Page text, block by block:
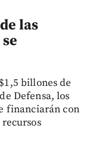
las
billones de
Defensa, los
financiarán con